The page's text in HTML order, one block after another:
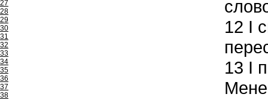
27
28
29
30
31
32
33
34
35
36
37
38
12 І
13 І